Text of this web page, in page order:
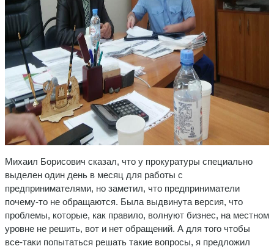
Михаил Борисович сказал, что у прокуратуры специально
выделен один день в месяц для работы с
предпринимателями, но заметил, что предприниматели
почему-то не обращаются. Была выдвинута версия, что
проблемы, которые, как правило, волнуют бизнес, на местном
уровне не решить, вот и нет обращений. А для того чтобы
все-таки попытаться решать такие вопросы, я предложил